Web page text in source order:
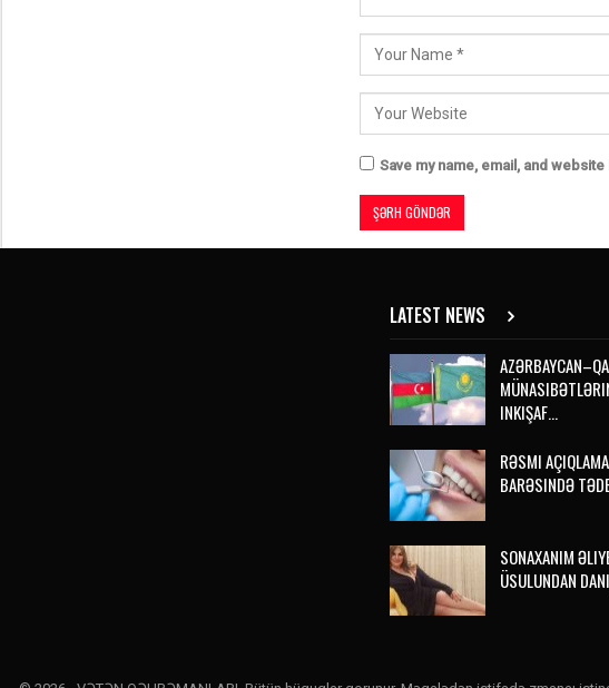
Save my name, email, and
LATEST NEWS
INKIŞAF…
RƏSMI
BARƏSINDƏ
SONAXANIM
ÜSULUNDAN